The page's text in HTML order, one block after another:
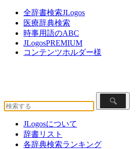
全辞書検索JLogos
医療辞典検索
時事用語のABC
JLogosPREMIUM
コンテンツホルダー様
JLogosについて
辞書リスト
各辞典検索ランキング